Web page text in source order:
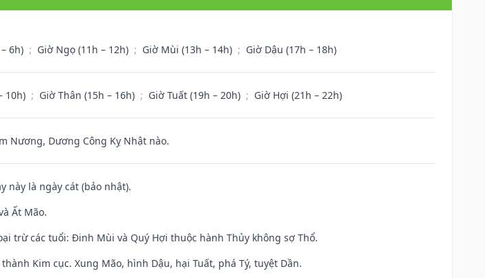
6h) ; Giờ Ngọ (11h – 12h) ; Giờ Mùi (13h – 14h) ; Giờ Dậu (17h – 18h)
10h) ; Giờ Thân (15h – 16h) ; Giờ Tuất (19h – 20h) ; Giờ Hợi (21h – 22h)
Nương, Dương Công Kỵ Nhật nào.
này là ngày cát (bảo nhật).
Ất Mão.
trừ các tuổi: Đinh Mùi và Quý Hợi thuộc hành Thủy không sợ Thổ.
Kim cục. Xung Mão, hình Dậu, hại Tuất, phá Tý, tuyệt Dần.